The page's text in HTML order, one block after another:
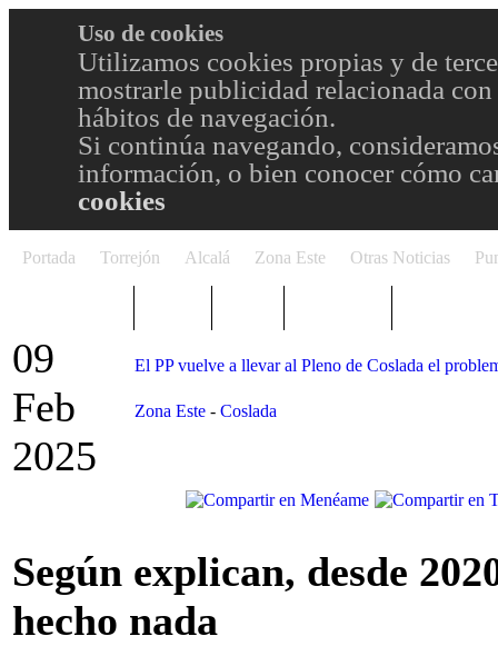
Uso de cookies
Utilizamos cookies propias y de
mostrarle publicidad relacionada
hábitos de navegación.
Si continúa navegando,
información, o bien conocer cómo
cookies
Portada Torrejón Alcalá Zona Este Otras Noticias
09
Feb
2025
El PP vuelve a llevar al Pleno de Coslada el
Zona Este - Coslada
Según explican, desde
hecho nada